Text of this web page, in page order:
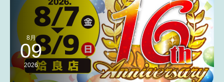
8月
09
2026